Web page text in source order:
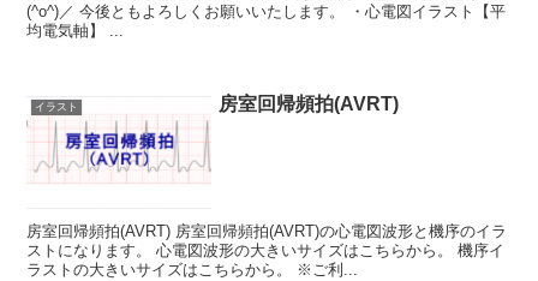
(^o^)／ 今後ともよろしくお願いいたします。 ・心電図イラスト【平
均電気軸】 ...
イラスト 房室回帰頻拍(AVRT)
房室回帰頻拍(AVRT) 房室回帰頻拍(AVRT)の心電図波形と機序のイラ
ストになります。 心電図波形の大きいサイズはこちらから。 機序イ
ラストの大きいサイズはこちらから。 ※ご利...